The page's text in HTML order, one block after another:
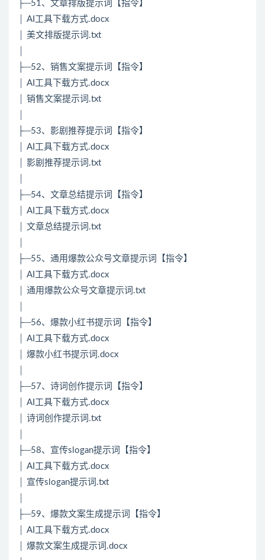
├─51、文章排版提示词【指令】
│ AI工具下载方式.docx
│ 美文排版提示词.txt
├─52、销售文案提示词【指令】
│ AI工具下载方式.docx
│ 销售文案提示词.txt
├─53、影剧推荐提示词【指令】
│ AI工具下载方式.docx
│ 影剧推荐提示词.txt
├─54、文章总结提示词【指令】
│ AI工具下载方式.docx
│ 文章总结提示词.txt
├─55、通用爆款公众号文章提示词【指令】
│ AI工具下载方式.docx
│ 通用爆款公众号文章提示词.txt
├─56、爆款小红书提示词【指令】
│ AI工具下载方式.docx
│ 爆款小红书提示词.docx
├─57、诗词创作提示词【指令】
│ AI工具下载方式.docx
│ 诗词创作提示词.txt
├─58、宣传slogan提示词【指令】
│ AI工具下载方式.docx
│ 宣传slogan提示词.txt
├─59、爆款文案生成提示词【指令】
│ AI工具下载方式.docx
│ 爆款文案生成提示词.docx